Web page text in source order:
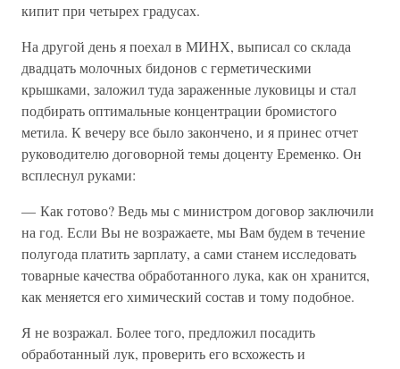
кипит при четырех градусах.
На другой день я поехал в МИНХ, выписал со склада
двадцать молочных бидонов с герметическими
крышками, заложил туда зараженные луковицы и стал
подбирать оптимальные концентрации бромистого
метила. К вечеру все было закончено, и я принес отчет
руководителю договорной темы доценту Еременко. Он
всплеснул руками:
— Как готово? Ведь мы с министром договор заключили
на год. Если Вы не возражаете, мы Вам будем в течение
полугода платить зарплату, а сами станем исследовать
товарные качества обработанного лука, как он хранится,
как меняется его химический состав и тому подобное.
Я не возражал. Более того, предложил посадить
обработанный лук, проверить его всхожесть и